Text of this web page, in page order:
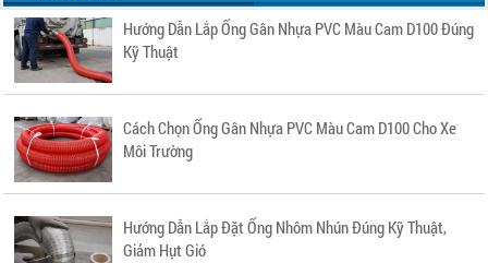
Hướng Dẫn Lắp Ống Gân Nhựa PVC Màu Cam D100 Đúng
Kỹ Thuật
Cách Chọn Ống Gân Nhựa PVC Màu Cam D100 Cho Xe
Môi Trường
Hướng Dẫn Lắp Đặt Ống Nhôm Nhún Đúng Kỹ Thuật,
Giảm Hụt Gió